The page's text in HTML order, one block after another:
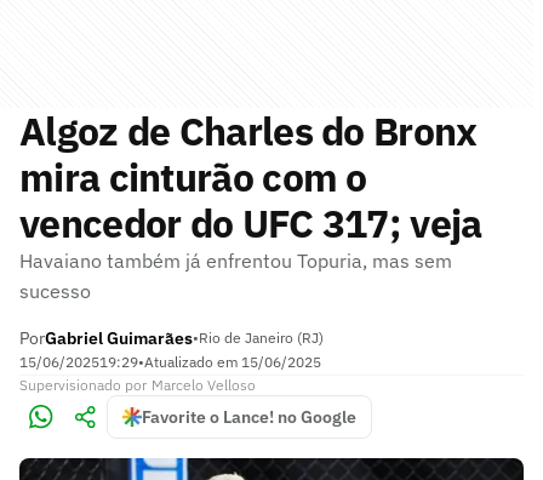
Algoz de Charles do Bronx
mira cinturão com o
vencedor do UFC 317; veja
Havaiano também já enfrentou Topuria, mas sem
sucesso
PorGabriel Guimarães•Rio de Janeiro (RJ)
15/06/202519:29•Atualizado em 15/06/2025
Supervisionado por Marcelo Velloso
Favorite o Lance! no Google